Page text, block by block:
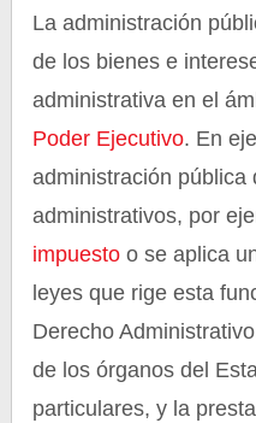
La administración
de los bienes e
administrativa en el
Poder Ejecutivo. En
administración pública
administrativos, por
impuesto o se aplica
leyes que rige esta
Derecho
de los órganos del
particulares, y la